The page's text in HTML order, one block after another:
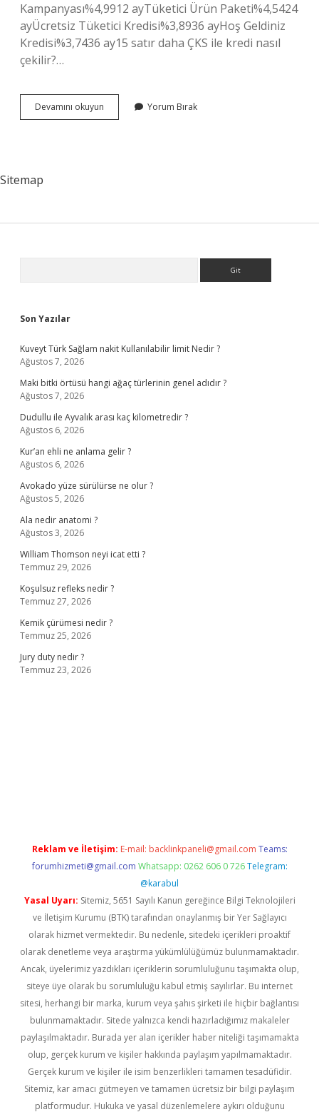
Kampanyası%4,9912 ayTüketici Ürün Paketi%4,5424
ayÜcretsiz Tüketici Kredisi%3,8936 ayHoş Geldiniz
Kredisi%3,7436 ay15 satır daha ÇKS ile kredi nasıl
çekilir?…
Devamını okuyun
Nedir
Yorum Bırak
Sitemap
Son Yazılar
Kuveyt Türk Sağlam nakit Kullanılabilir limit Nedir ?
Ağustos 7, 2026
Maki bitki örtüsü hangi ağaç türlerinin genel adıdır ?
Ağustos 7, 2026
Dudullu ile Ayvalık arası kaç kilometredir ?
Ağustos 6, 2026
Kur’an ehli ne anlama gelir ?
Ağustos 6, 2026
Avokado yüze sürülürse ne olur ?
Ağustos 5, 2026
Ala nedir anatomi ?
Ağustos 3, 2026
William Thomson neyi icat etti ?
Temmuz 29, 2026
Koşulsuz refleks nedir ?
Temmuz 27, 2026
Kemik çürümesi nedir ?
Temmuz 25, 2026
Jury duty nedir ?
Temmuz 23, 2026
Reklam ve İletişim: E-mail: backlinkpaneli@gmail.com Teams:
forumhizmeti@gmail.com Whatsapp: 0262 606 0 726 Telegram:
@karabul
Yasal Uyarı: Sitemiz, 5651 Sayılı Kanun gereğince Bilgi Teknolojileri
ve İletişim Kurumu (BTK) tarafından onaylanmış bir Yer Sağlayıcı
olarak hizmet vermektedir. Bu nedenle, sitedeki içerikleri proaktif
olarak denetleme veya araştırma yükümlülüğümüz bulunmamaktadır.
Ancak, üyelerimiz yazdıkları içeriklerin sorumluluğunu taşımakta olup,
siteye üye olarak bu sorumluluğu kabul etmiş sayılırlar. Bu internet
sitesi, herhangi bir marka, kurum veya şahıs şirketi ile hiçbir bağlantısı
bulunmamaktadır. Sitede yalnızca kendi hazırladığımız makaleler
paylaşılmaktadır. Burada yer alan içerikler haber niteliği taşımamakta
olup, gerçek kurum ve kişiler hakkında paylaşım yapılmamaktadır.
Gerçek kurum ve kişiler ile isim benzerlikleri tamamen tesadüfidir.
Sitemiz, kar amacı gütmeyen ve tamamen ücretsiz bir bilgi paylaşım
platformudur. Hukuka ve yasal düzenlemelere aykırı olduğunu